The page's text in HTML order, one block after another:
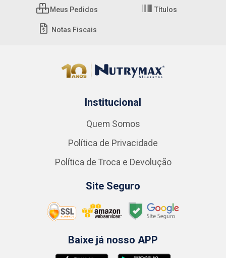
Meus Pedidos Títulos
Notas Fiscais
Institucional
Quem Somos
Política de Privacidade
Política de Troca e Devolução
Site Seguro
Baixe já nosso APP